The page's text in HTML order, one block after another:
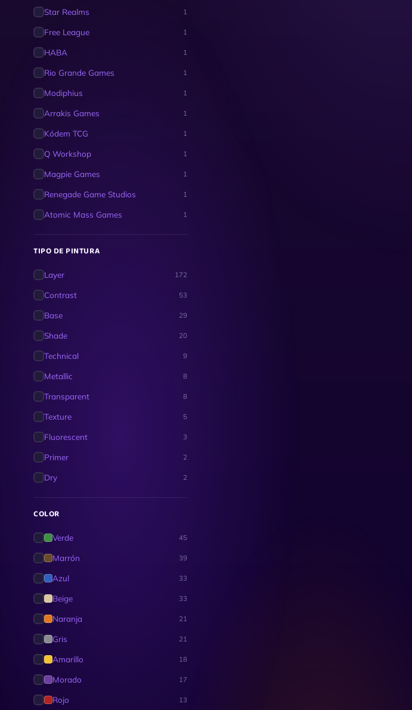
Star Realms 1
Free League 1
HABA 1
Rio Grande Games 1
Modiphius 1
Arrakis Games 1
Kódem TCG 1
Q Workshop 1
Magpie Games 1
Renegade Game Studios 1
Atomic Mass Games 1
TIPO DE PINTURA
Layer 172
Contrast 53
Base 29
Shade 20
Technical 9
Metallic 8
Transparent 8
Texture 5
Fluorescent 3
Primer 2
Dry 2
COLOR
Verde 45
Marrón 39
Azul 33
Beige 33
Naranja 21
Gris 21
Amarillo 18
Morado 17
Rojo 13